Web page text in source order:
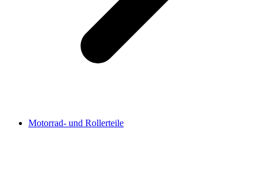
Motorrad- und Rollerteile